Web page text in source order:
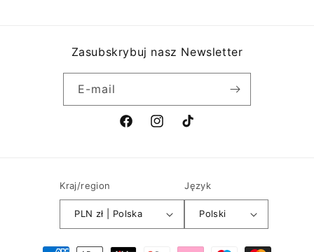
Zasubskrybuj nasz Newsletter
E-mail
FacebookInstagramTikTok
Kraj/region
PLN zł | Polska
Język
Polski
Metody